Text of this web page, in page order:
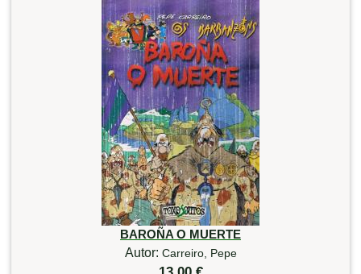
BAROÑA O MUERTE
Autor: Carreiro, Pepe